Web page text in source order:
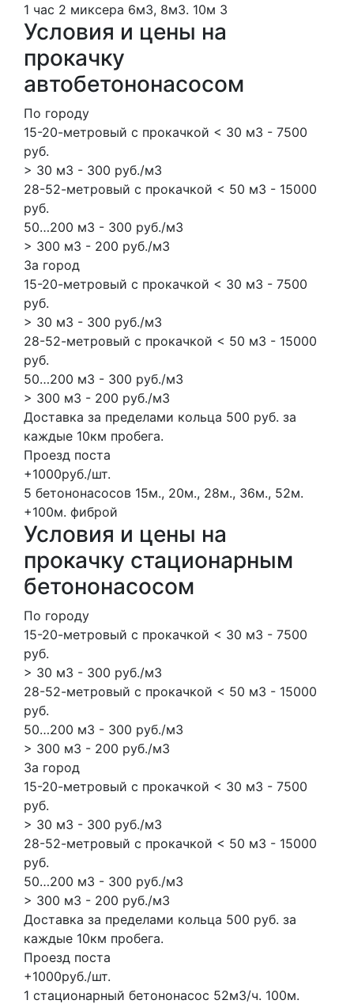
1 час 2 миксера 6м3, 8м3. 10м 3
Условия и цены на
прокачку
автобетононасосом
По городу
15-20-метровый с прокачкой < 30 м3 - 7500
руб.
> 30 м3 - 300 руб./м3
28-52-метровый с прокачкой < 50 м3 - 15000
руб.
50…200 м3 - 300 руб./м3
> 300 м3 - 200 руб./м3
За город
15-20-метровый с прокачкой < 30 м3 - 7500
руб.
> 30 м3 - 300 руб./м3
28-52-метровый с прокачкой < 50 м3 - 15000
руб.
50…200 м3 - 300 руб./м3
> 300 м3 - 200 руб./м3
Доставка за пределами кольца 500 руб. за
каждые 10км пробега.
Проезд поста
+1000руб./шт.
5 бетононасосов 15м., 20м., 28м., 36м., 52м.
+100м. фиброй
Условия и цены на
прокачку стационарным
бетононасосом
По городу
15-20-метровый с прокачкой < 30 м3 - 7500
руб.
> 30 м3 - 300 руб./м3
28-52-метровый с прокачкой < 50 м3 - 15000
руб.
50…200 м3 - 300 руб./м3
> 300 м3 - 200 руб./м3
За город
15-20-метровый с прокачкой < 30 м3 - 7500
руб.
> 30 м3 - 300 руб./м3
28-52-метровый с прокачкой < 50 м3 - 15000
руб.
50…200 м3 - 300 руб./м3
> 300 м3 - 200 руб./м3
Доставка за пределами кольца 500 руб. за
каждые 10км пробега.
Проезд поста
+1000руб./шт.
1 стационарный бетононасос 52м3/ч. 100м.